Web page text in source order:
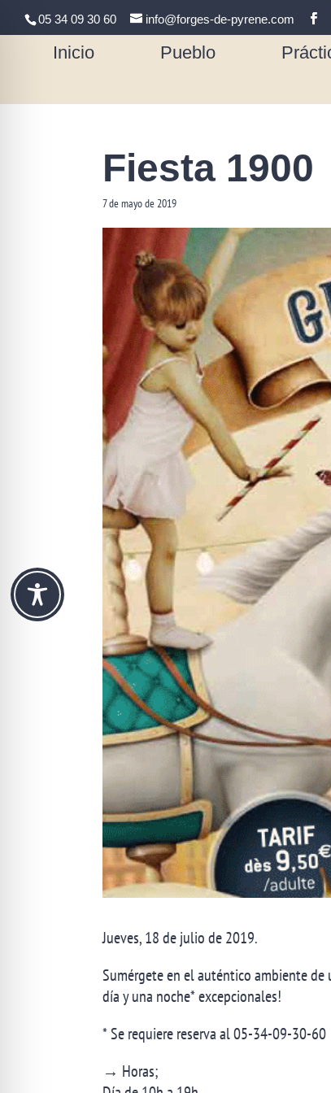
05 34 09 30 60 info@forges-de-pyrene.com
Inicio Pueblo
Fiesta 1900
7 de mayo de 2019
Jueves, 18 de julio de 2019.
Sumérgete en el auténtico ambiente de
día y una noche* excepcionales!
* Se requiere reserva al 05-34-09-30-60
→ Horas;